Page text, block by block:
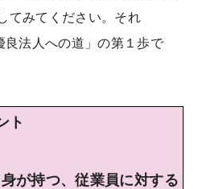
てみてください。それ
良法人への道」の第１歩で
ト
が持つ、従業員に対する